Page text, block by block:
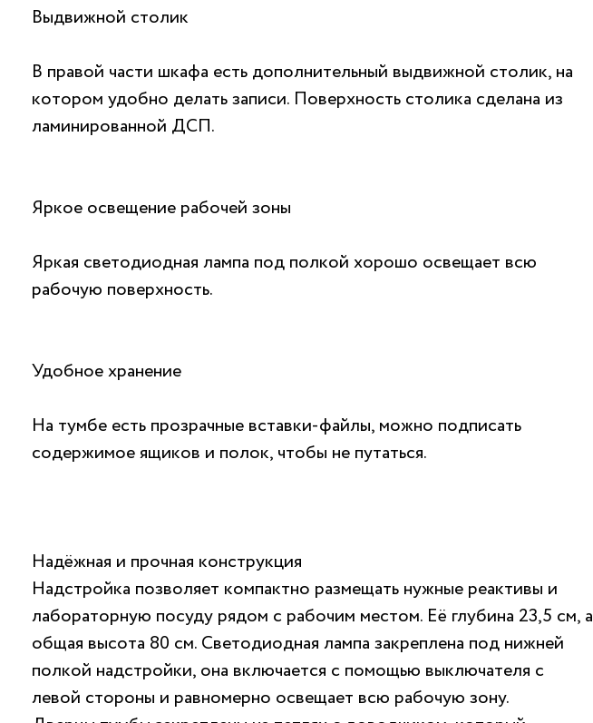
Выдвижной столик
В правой части шкафа есть дополнительный выдвижной столик, на
котором удобно делать записи. Поверхность столика сделана из
ламинированной ДСП.
Яркое освещение рабочей зоны
Яркая светодиодная лампа под полкой хорошо освещает всю
рабочую поверхность.
Удобное хранение
На тумбе есть прозрачные вставки-файлы, можно подписать
содержимое ящиков и полок, чтобы не путаться.
Надёжная и прочная конструкция
Надстройка позволяет компактно размещать нужные реактивы и
лабораторную посуду рядом с рабочим местом. Её глубина 23,5 см, а
общая высота 80 см. Светодиодная лампа закреплена под нижней
полкой надстройки, она включается с помощью выключателя с
левой стороны и равномерно освещает всю рабочую зону.